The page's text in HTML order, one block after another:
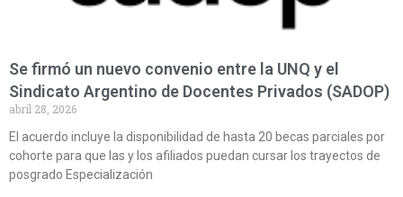
Se firmó un nuevo convenio entre la UNQ y el
Sindicato Argentino de Docentes Privados (SADOP)
abril 28, 2026
El acuerdo incluye la disponibilidad de hasta 20 becas parciales por
cohorte para que las y los afiliados puedan cursar los trayectos de
posgrado Especialización